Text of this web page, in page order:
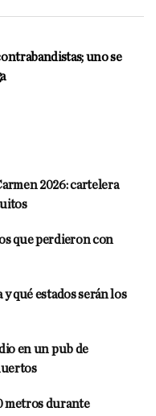
uno se
2026: cartelera
que perdieron con
qué estados serán los
en un pub de
metros durante